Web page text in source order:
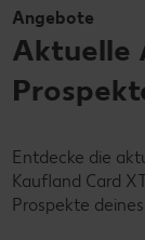
Angebote
Aktuelle
Entdecke die
Kaufland Card
Prospekte